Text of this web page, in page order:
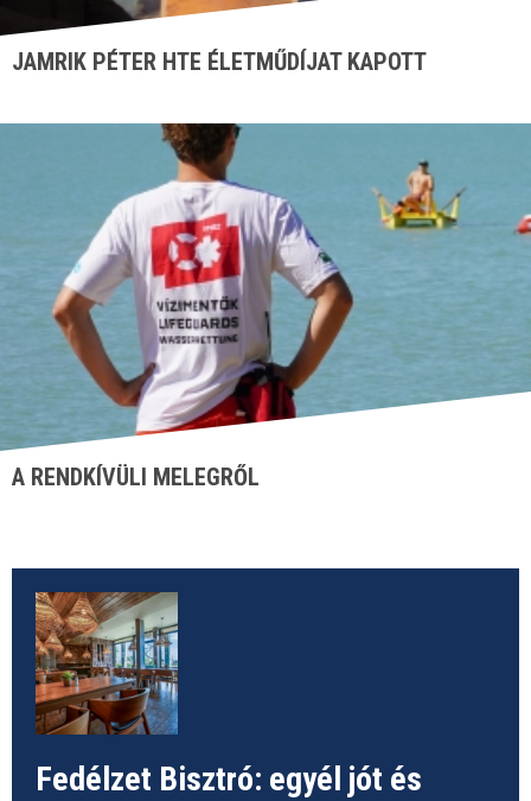
JAMRIK PÉTER HTE ÉLETMŰDÍJAT KAPOTT
A RENDKÍVÜLI MELEGRŐL
Fedélzet Bisztró: egyél jót és